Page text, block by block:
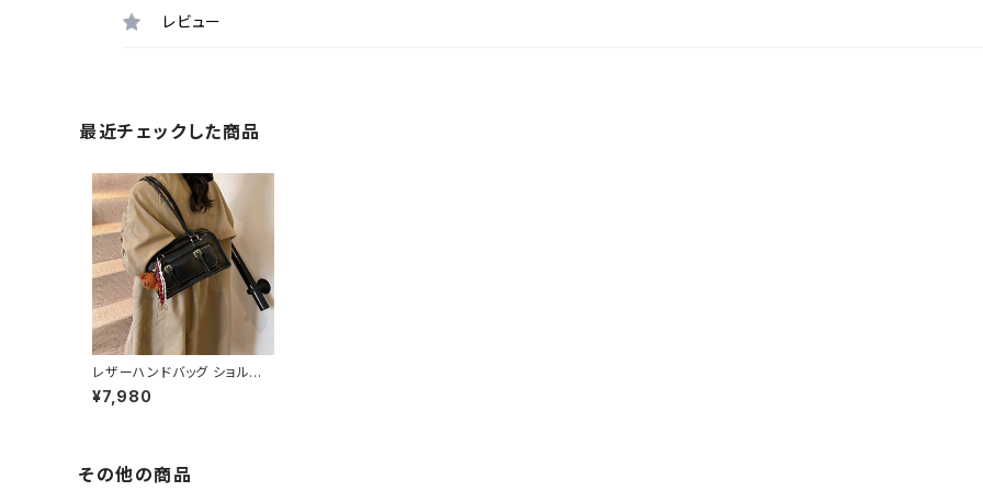
レビュー
最近チェックした商品
レザーハンドバッグ ショルダ
ーバッグ レディース 大容量
通勤 通学 旅行 韓国風 おしゃ
K-B0251
¥7,980
その他の商品